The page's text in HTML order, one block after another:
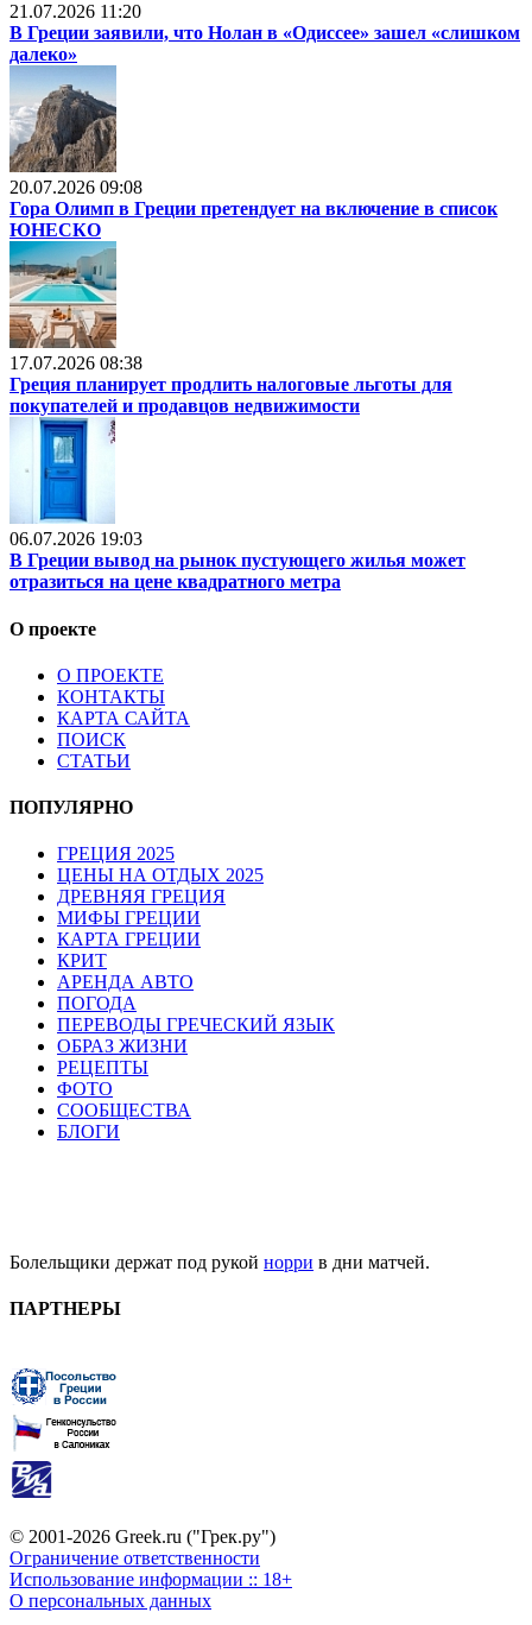
21.07.2026 11:20
В Греции заявили, что Нолан в «Одиссее» зашел «слишком
далеко»
20.07.2026 09:08
Гора Олимп в Греции претендует на включение в список
ЮНЕСКО
17.07.2026 08:38
Греция планирует продлить налоговые льготы для
покупателей и продавцов недвижимости
06.07.2026 19:03
В Греции вывод на рынок пустующего жилья может
отразиться на цене квадратного метра
О проекте
О ПРОЕКТЕ
КОНТАКТЫ
КАРТА САЙТА
ПОИСК
СТАТЬИ
ПОПУЛЯРНО
ГРЕЦИЯ 2025
ЦЕНЫ НА ОТДЫХ 2025
ДРЕВНЯЯ ГРЕЦИЯ
МИФЫ ГРЕЦИИ
КАРТА ГРЕЦИИ
КРИТ
АРЕНДА АВТО
ПОГОДА
ПЕРЕВОДЫ ГРЕЧЕСКИЙ ЯЗЫК
ОБРАЗ ЖИЗНИ
РЕЦЕПТЫ
ФОТО
СООБЩЕСТВА
БЛОГИ
Болельщики держат под рукой норри в дни матчей.
ПАРТНЕРЫ
© 2001-2026 Greek.ru ("Грек.ру")
Ограничение ответственности
Использование информации :: 18+
О персональных данных